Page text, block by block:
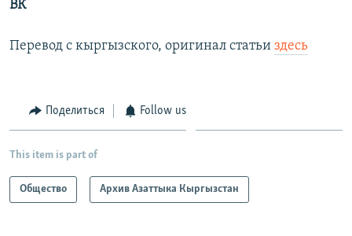
ВК
Перевод с кыргызского, оригинал статьи здесь
Поделиться Follow us
This item is part of
Общество Архив Азаттыка Кыргызстан